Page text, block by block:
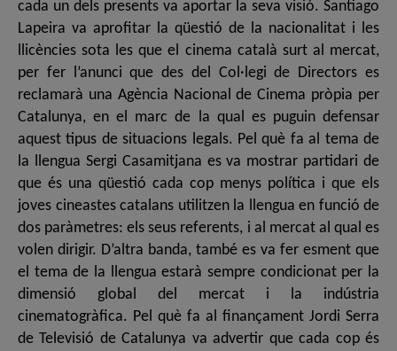
cada un dels presents va aportar la seva visió. Santiago
Lapeira va aprofitar la qüestió de la nacionalitat i les
llicències sota les que el cinema català surt al mercat,
per fer l’anunci que des del Col·legi de Directors es
reclamarà una Agència Nacional de Cinema pròpia per
Catalunya, en el marc de la qual es puguin defensar
aquest tipus de situacions legals. Pel què fa al tema de
la llengua Sergi Casamitjana es va mostrar partidari de
que és una qüestió cada cop menys política i que els
joves cineastes catalans utilitzen la llengua en funció de
dos paràmetres: els seus referents, i al mercat al qual es
volen dirigir. D’altra banda, també es va fer esment que
el tema de la llengua estarà sempre condicionat per la
dimensió global del mercat i la indústria
cinematogràfica. Pel què fa al finançament Jordi Serra
de Televisió de Catalunya va advertir que cada cop és